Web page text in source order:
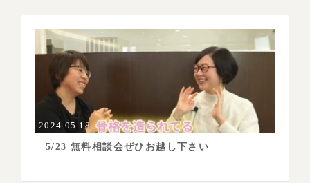
2024.05.18
5/23 無料相談会ぜひお越し下さい